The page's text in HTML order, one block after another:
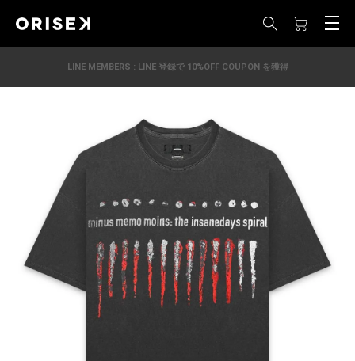
LINE MEMBERS : LINE 登録で 10%OFF COUPON を獲得